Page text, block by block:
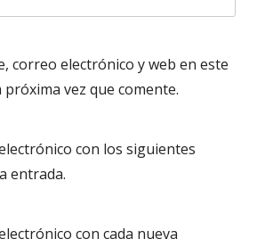
correo electrónico y web en este
vez que comente.
con los siguientes
entrada.
con cada nueva